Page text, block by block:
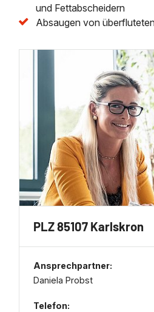
und Fettabscheidern
Absaugen von
PLZ 85107 Karlskron
Ansprechpartner:
Daniela Probst
Telefon: